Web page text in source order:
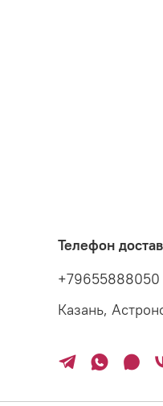
Телефон
+79655888050
Казань,